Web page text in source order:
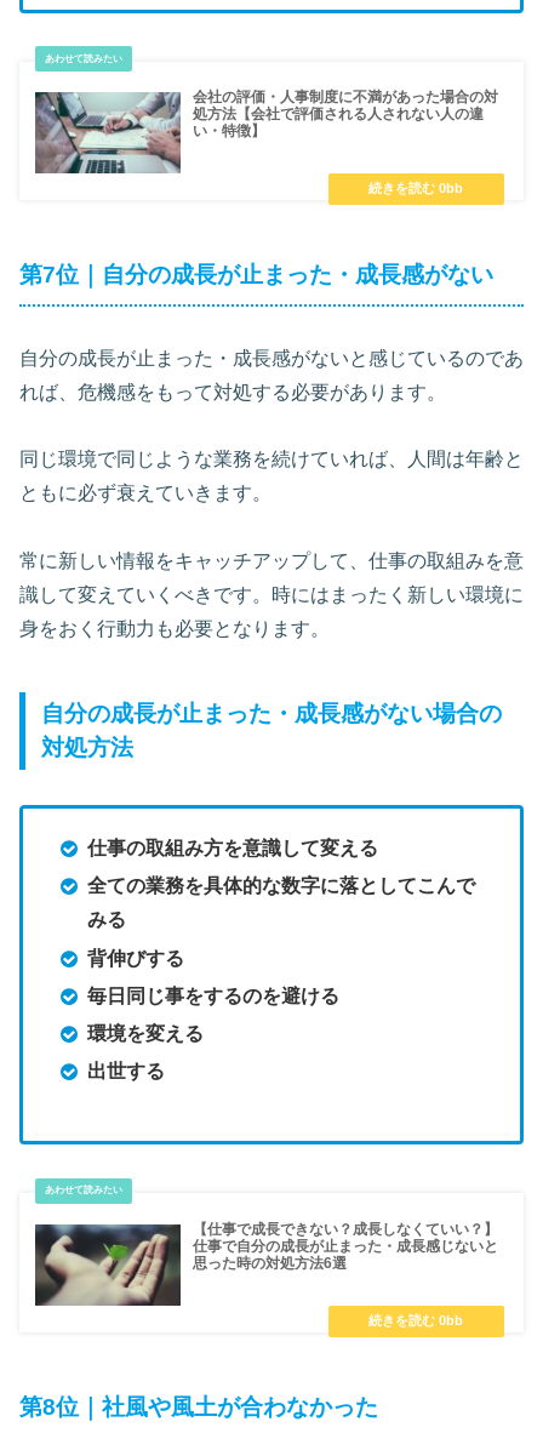
会社の評価・人事制度に不満があった場合の対
処方法【会社で評価される人されない人の違
い・特徴】
第7位｜自分の成長が止まった・成長感がない
自分の成長が止まった・成長感がないと感じているのであ
れば、危機感をもって対処する必要があります。
同じ環境で同じような業務を続けていれば、人間は年齢と
ともに必ず衰えていきます。
常に新しい情報をキャッチアップして、仕事の取組みを意
識して変えていくべきです。時にはまったく新しい環境に
身をおく行動力も必要となります。
自分の成長が止まった・成長感がない場合の
対処方法
仕事の取組み方を意識して変える
全ての業務を具体的な数字に落としてこんで
みる
背伸びする
毎日同じ事をするのを避ける
環境を変える
出世する
【仕事で成長できない？成長しなくていい？】
仕事で自分の成長が止まった・成長感じないと
思った時の対処方法6選
第8位｜社風や風土が合わなかった